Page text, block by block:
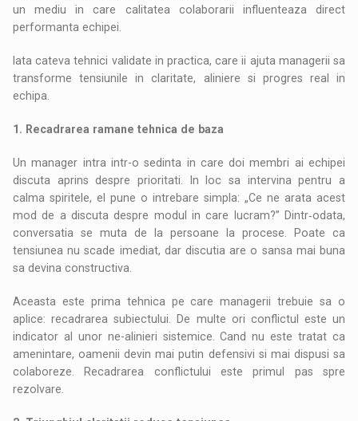
un mediu in care calitatea colaborarii influenteaza direct
performanta echipei.
Iata cateva tehnici validate in practica, care ii ajuta managerii sa
transforme tensiunile in claritate, aliniere si progres real in
echipa.
1. Recadrarea ramane tehnica de baza
Un manager intra intr-o sedinta in care doi membri ai echipei
discuta aprins despre prioritati. In loc sa intervina pentru a
calma spiritele, el pune o intrebare simpla: „Ce ne arata acest
mod de a discuta despre modul in care lucram?” Dintr‑odata,
conversatia se muta de la persoane la procese. Poate ca
tensiunea nu scade imediat, dar discutia are o sansa mai buna
sa devina constructiva.
Aceasta este prima tehnica pe care managerii trebuie sa o
aplice: recadrarea subiectului. De multe ori conflictul este un
indicator al unor ne-alinieri sistemice. Cand nu este tratat ca
amenintare, oamenii devin mai putin defensivi si mai dispusi sa
colaboreze. Recadrarea conflictului este primul pas spre
rezolvare.